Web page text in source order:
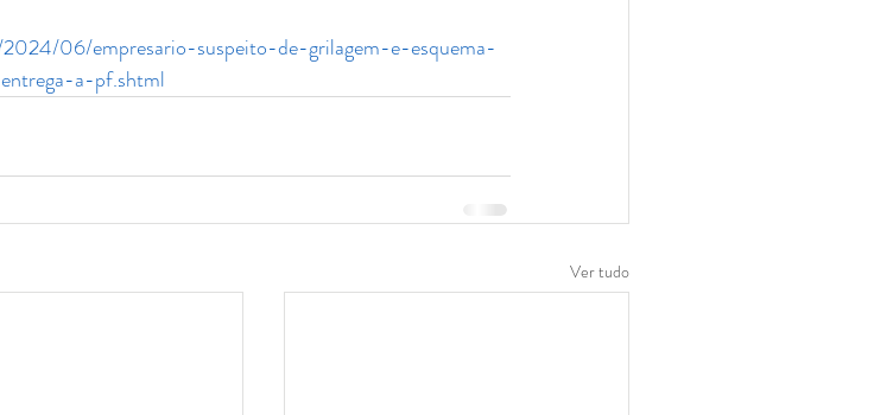
06/empresario-suspeito-de-grilagem-e-esquema-
a-pf.shtml
Ver tudo